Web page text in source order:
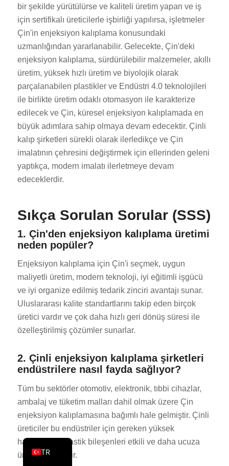
bir şekilde yürütülürse ve kaliteli üretim yapan ve iş
için sertifikalı üreticilerle işbirliği yapılırsa, işletmeler
Çin'in enjeksiyon kalıplama konusundaki
uzmanlığından yararlanabilir. Gelecekte, Çin'deki
enjeksiyon kalıplama, sürdürülebilir malzemeler, akıllı
üretim, yüksek hızlı üretim ve biyolojik olarak
parçalanabilen plastikler ve Endüstri 4.0 teknolojileri
ile birlikte üretim odaklı otomasyon ile karakterize
edilecek ve Çin, küresel enjeksiyon kalıplamada en
büyük adımlara sahip olmaya devam edecektir. Çinli
kalıp şirketleri sürekli olarak ilerledikçe ve Çin
imalatının çehresini değiştirmek için ellerinden geleni
yaptıkça, modern imalatı ilerletmeye devam
edeceklerdir.
Sıkça Sorulan Sorular (SSS)
1. Çin'den enjeksiyon kalıplama üretimi
neden popüler?
Enjeksiyon kalıplama için Çin'i seçmek, uygun
maliyetli üretim, modern teknoloji, iyi eğitimli işgücü
ve iyi organize edilmiş tedarik zinciri avantajı sunar.
Uluslararası kalite standartlarını takip eden birçok
üretici vardır ve çok daha hızlı geri dönüş süresi ile
özelleştirilmiş çözümler sunarlar.
2. Çinli enjeksiyon kalıplama şirketleri
endüstrilere nasıl fayda sağlıyor?
Tüm bu sektörler otomotiv, elektronik, tıbbi cihazlar,
ambalaj ve tüketim malları dahil olmak üzere Çin
enjeksiyon kalıplamasına bağımlı hale gelmiştir. Çinli
üreticiler bu endüstriler için gereken yüksek
hassasiyetli plastik bileşenleri etkili ve daha ucuza
üretebilmektedir.
TR
IT
FR
RU
PL
AR
ES
KO
PT
CS
DA
NB
EL
HU
RO
ES_MX